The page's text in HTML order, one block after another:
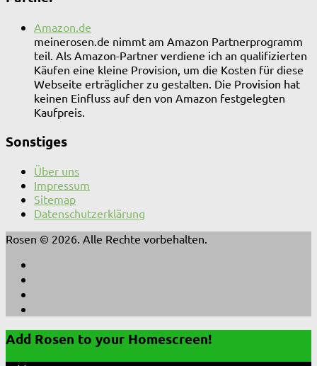
Amazon.de
meinerosen.de nimmt am Amazon Partnerprogramm
teil. Als Amazon-Partner verdiene ich an qualifizierten
Käufen eine kleine Provision, um die Kosten für diese
Webseite erträglicher zu gestalten. Die Provision hat
keinen Einfluss auf den von Amazon festgelegten
Kaufpreis.
Sonstiges
Über uns
Impressum
Sitemap
Datenschutzerklärung
Rosen © 2026. Alle Rechte vorbehalten.
Add Rosen to your Homescreen!